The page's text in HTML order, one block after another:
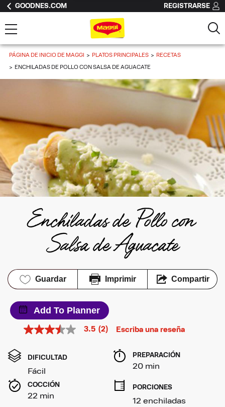
GOODNES.COM REGISTRARSE
PÁGINA DE INICIO DE MAGGI PLATOS PRINCIPALES
RECETAS
ENCHILADAS DE POLLO CON SALSA DE AGUACATE
Enchiladas de Pollo con
Salsa de Aguacate
Guardar Imprimir Compartir
Add To Planner
3.5
estrellas,
medio
de
valoración.
Read
3.5 (2) Escriba una reseña
DIFICULTAD
Fácil
PREPARACIÓN
20 min
COCCIÓN
22 min
PORCIONES
12 enchiladas